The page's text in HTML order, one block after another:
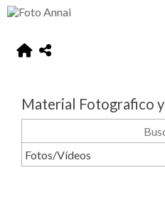
Material Fotografico